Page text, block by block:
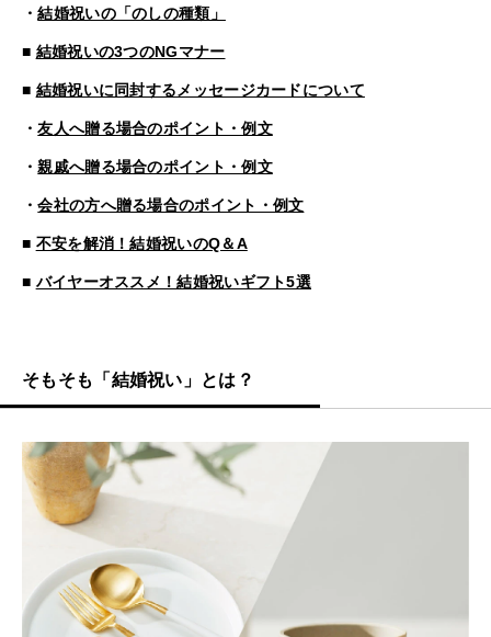
・結婚祝いの「のしの種類」
■ 結婚祝いの3つのNGマナー
■ 結婚祝いに同封するメッセージカードについて
・友人へ贈る場合のポイント・例文
・親戚へ贈る場合のポイント・例文
・会社の方へ贈る場合のポイント・例文
■ 不安を解消！結婚祝いのQ＆A
■ バイヤーオススメ！結婚祝いギフト5選
そもそも「結婚祝い」とは？